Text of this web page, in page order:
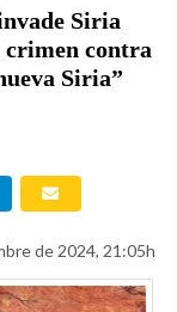
Siria
crimen contra
Siria”
de 2024, 21:05h